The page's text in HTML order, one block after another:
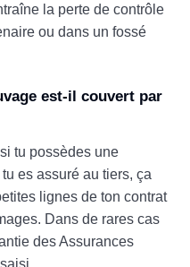
la perte de contrôle
ou dans un fossé
est-il couvert par
tu possèdes une
es assuré au tiers, ça
lignes de ton contrat
Dans de rares cas
des Assurances